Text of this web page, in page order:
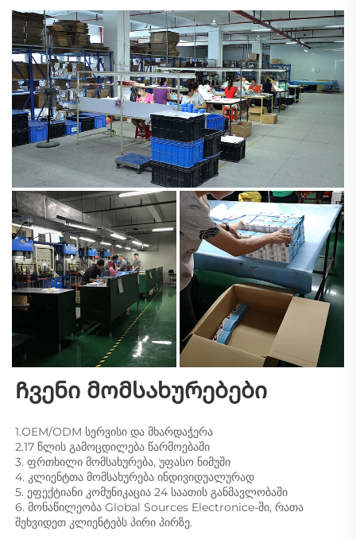
Ჩვენი მომსახურებები
1.OEM/ODM სერვისი და მხარდაჭერა
2.17 წლის გამოცდილება წარმოებაში
3. ფრთხილი მომსახურება, უფასო ნიმუში
4. კლიენტთა მომსახურება ინდივიდუალურად
5. ეფექტიანი კომუნიკაცია 24 საათის განმავლობაში
6. მონაწილეობა Global Sources Electronice-ში, რათა
შეხვიდეთ კლიენტებს პირი პირზე.